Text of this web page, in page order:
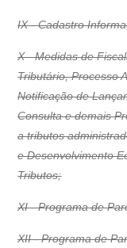
IX - Cadastro
X - Medidas de
Tributário, Processo
Notificação de
Consulta e demais
a tributos
e Desenvolvimento
Tributos;
XI - Programa de
XII - Programa de